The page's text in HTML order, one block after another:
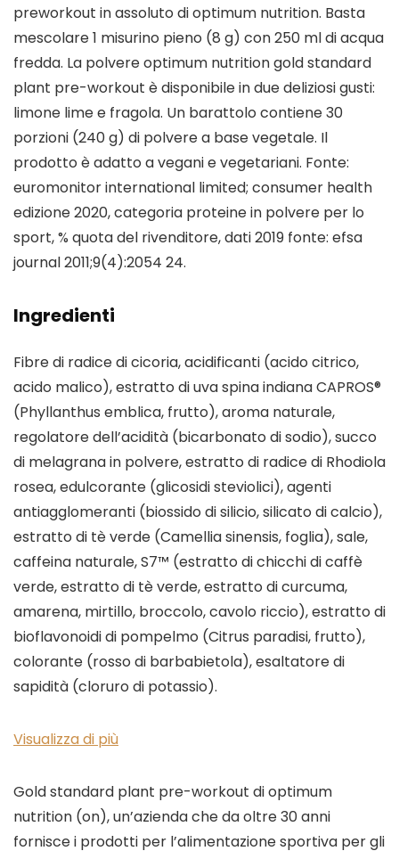
preworkout in assoluto di optimum nutrition. Basta
mescolare 1 misurino pieno (8 g) con 250 ml di acqua
fredda. La polvere optimum nutrition gold standard
plant pre-workout è disponibile in due deliziosi gusti:
limone lime e fragola. Un barattolo contiene 30
porzioni (240 g) di polvere a base vegetale. Il
prodotto è adatto a vegani e vegetariani. Fonte:
euromonitor international limited; consumer health
edizione 2020, categoria proteine in polvere per lo
sport, % quota del rivenditore, dati 2019 fonte: efsa
journal 2011;9(4):2054 24.
Ingredienti
Fibre di radice di cicoria, acidificanti (acido citrico,
acido malico), estratto di uva spina indiana CAPROS®
(Phyllanthus emblica, frutto), aroma naturale,
regolatore dell’acidità (bicarbonato di sodio), succo
di melagrana in polvere, estratto di radice di Rhodiola
rosea, edulcorante (glicosidi steviolici), agenti
antiagglomeranti (biossido di silicio, silicato di calcio),
estratto di tè verde (Camellia sinensis, foglia), sale,
caffeina naturale, S7™ (estratto di chicchi di caffè
verde, estratto di tè verde, estratto di curcuma,
amarena, mirtillo, broccolo, cavolo riccio), estratto di
bioflavonoidi di pompelmo (Citrus paradisi, frutto),
colorante (rosso di barbabietola), esaltatore di
sapidità (cloruro di potassio).
Visualizza di più
Gold standard plant pre-workout di optimum
nutrition (on), un’azienda che da oltre 30 anni
fornisce i prodotti per l’alimentazione sportiva per gli